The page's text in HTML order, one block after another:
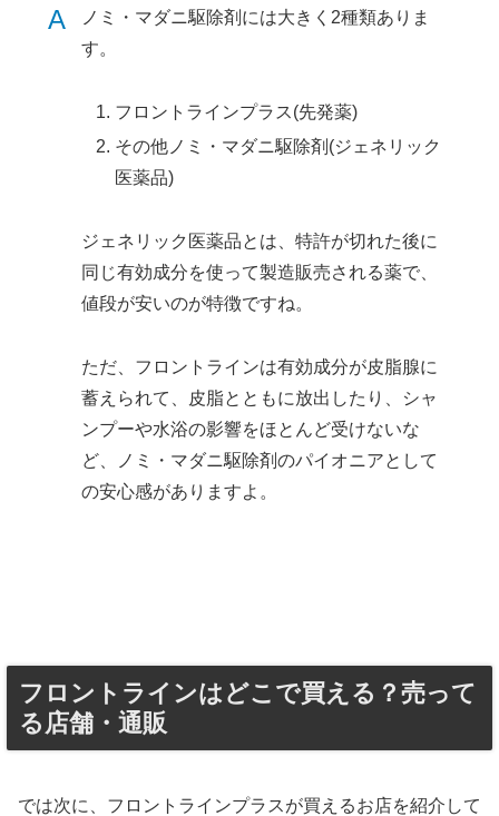
A
ノミ・マダニ駆除剤には大きく2種類ありま
す。
フロントラインプラス(先発薬)
その他ノミ・マダニ駆除剤(ジェネリック
医薬品)
ジェネリック医薬品とは、特許が切れた後に
同じ有効成分を使って製造販売される薬で、
値段が安いのが特徴ですね。
ただ、フロントラインは有効成分が皮脂腺に
蓄えられて、皮脂とともに放出したり、シャ
ンプーや水浴の影響をほとんど受けないな
ど、ノミ・マダニ駆除剤のパイオニアとして
の安心感がありますよ。
フロントラインはどこで買える？売って
る店舗・通販
では次に、フロントラインプラスが買えるお店を紹介して